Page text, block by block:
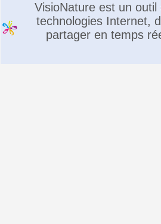
VisioNature est un
technologies Internet,
partager en temps